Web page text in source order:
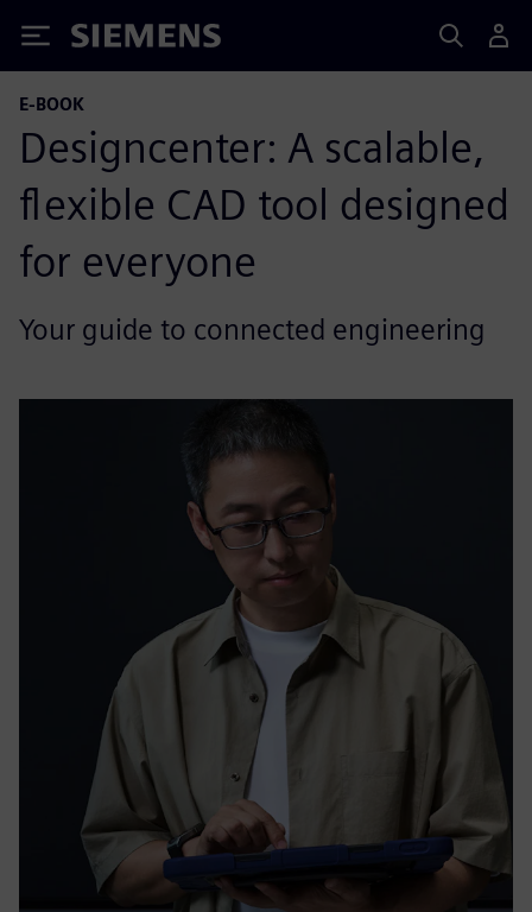
Siemens
E-BOOK
Designcenter: A scalable,
flexible CAD tool designed
for everyone
Your guide to connected engineering